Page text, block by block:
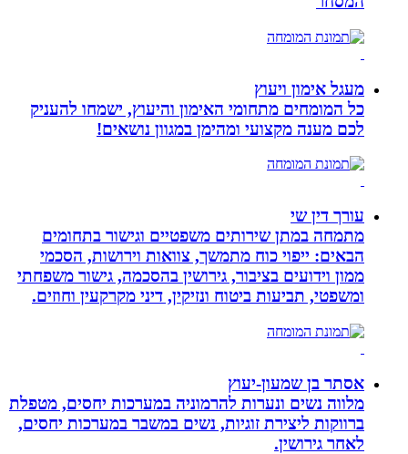
מעגל אימון ויעוץ
כל המומחים מתחומי האימון והיעוץ, ישמחו להעניק
לכם מענה מקצועי ומהימן במגוון נושאים!
עורך דין שי
מתמחה במתן שירותים משפטיים וגישור בתחומים
הבאים: ייפוי כוח מתמשך, צוואות וירושות, הסכמי
ממון וידועים בציבור, גירושין בהסכמה, גישור משפחתי
ומשפטי, תביעות ביטוח ונזיקין, דיני מקרקעין וחוזים.
אסתר בן שמעון-יעוץ
מלווה נשים ונערות להרמוניה במערכות יחסים, מטפלת
ברווקות ליצירת זוגיות, נשים במשבר במערכות יחסים,
לאחר גירושין.